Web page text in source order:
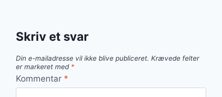
Skriv et svar
Din e-mailadresse vil ikke blive publiceret. Krævede felter
er markeret med *
Kommentar *